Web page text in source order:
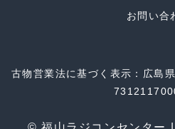
お問い合
古物営業法に基づく表示：広島